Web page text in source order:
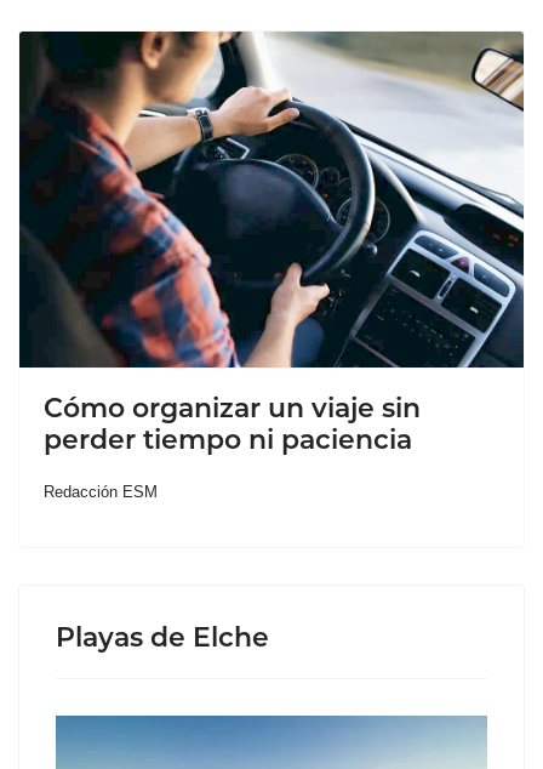
Cómo organizar un viaje sin
perder tiempo ni paciencia
Redacción ESM
Playas de Elche